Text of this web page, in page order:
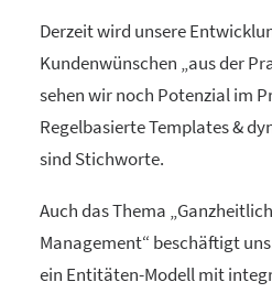
Derzeit wird unsere
Kundenwünschen „aus der
sehen wir noch Potenzial im
Regelbasierte Templates &
sind Stichworte.
Auch das Thema
Management“ beschäftigt
ein Entitäten-Modell mit